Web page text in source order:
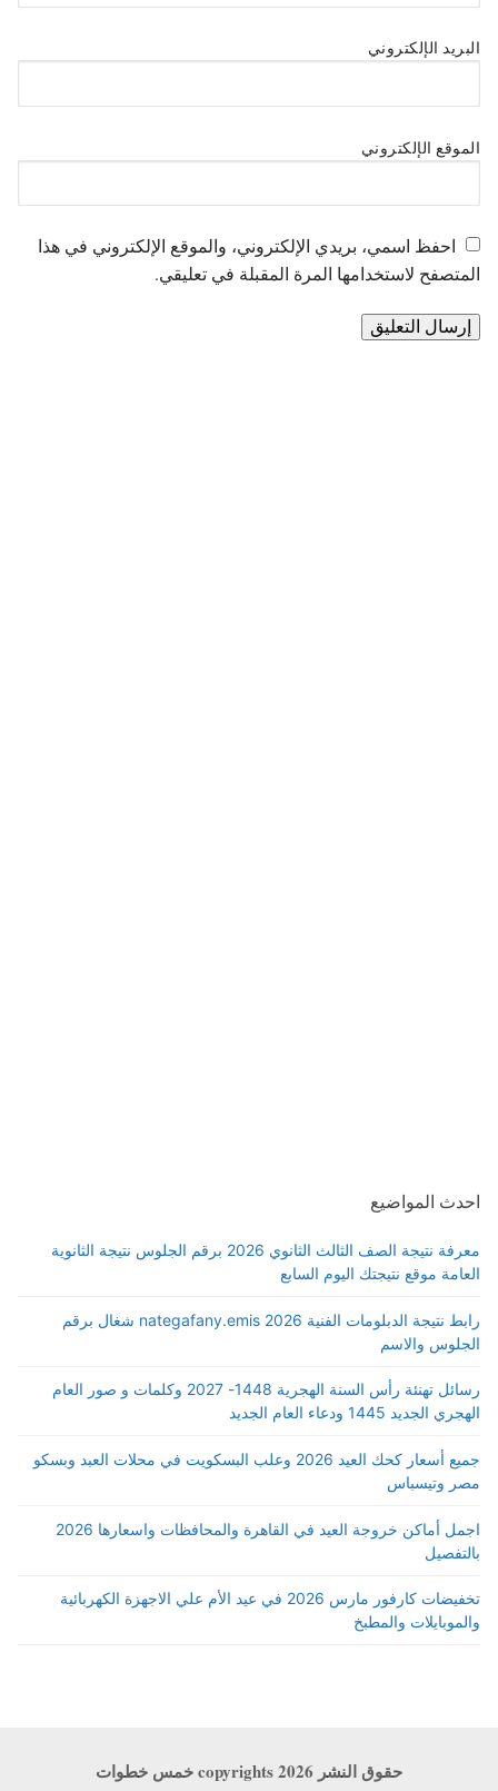
البريد الإلكتروني
الموقع الإلكتروني
احفظ اسمي، بريدي الإلكتروني، والموقع الإلكتروني في هذا
المتصفح لاستخدامها المرة المقبلة في تعليقي.
احدث المواضيع
معرفة نتيجة الصف الثالث الثانوي 2026 برقم الجلوس نتيجة الثانوية
العامة موقع نتيجتك اليوم السابع
رابط نتيجة الدبلومات الفنية 2026 nategafany.emis شغال برقم
الجلوس والاسم
رسائل تهنئة رأس السنة الهجرية 1448- 2027 وكلمات و صور العام
الهجري الجديد 1445 ودعاء العام الجديد
جميع أسعار كحك العيد 2026 وعلب البسكويت في محلات العبد وبسكو
مصر وتيسباس
اجمل أماكن خروجة العيد في القاهرة والمحافظات واسعارها 2026
بالتفصيل
تخفيضات كارفور مارس 2026 في عيد الأم علي الاجهزة الكهربائية
والموبايلات والمطبخ
حقوق النشر copyrights 2026 خمس خطوات